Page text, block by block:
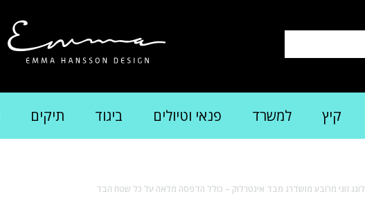
קיץ למשרד פנאי וטיולים ביגוד תיקים
לונג זוגי מרובע מושדרג מבד אינטרלוק – כולל הדפסה מלאה על כל שטח הבד